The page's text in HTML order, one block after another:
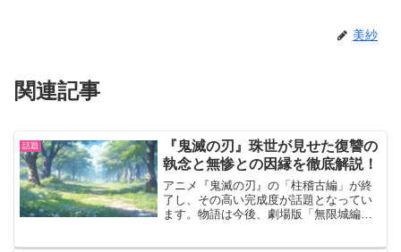
美紗
関連記事
話題
『鬼滅の刃』珠世が見せた復讐の
執念と無惨との因縁を徹底解説！
アニメ『鬼滅の刃』の「柱稽古編」が終
了し、その高い完成度が話題となってい
ます。物語は今後、劇場版「無限城編」